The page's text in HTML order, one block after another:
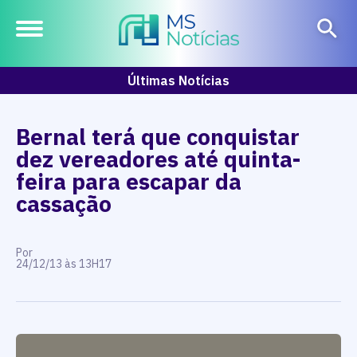
Últimas Notícias
Bernal terá que conquistar
dez vereadores até quinta-
feira para escapar da
cassação
Por
24/12/13 às 13H17